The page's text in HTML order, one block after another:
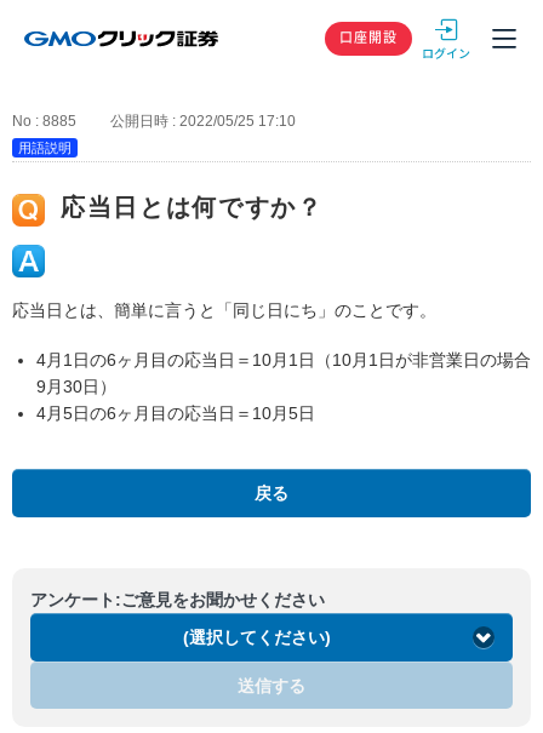
GMOクリック
口座開設
No : 8885 公開日時 : 2022/05/25 17:10
用語説明
応当日とは何ですか？
応当日とは、簡単に言うと「同じ日にち」のことです。
4月1日の6ヶ月目の応当日＝10月1日（10月1日が非営業日の場合
9月30日）
4月5日の6ヶ月目の応当日＝10月5日
戻る
アンケート:ご意見をお聞かせください
(選択してください)
送信する